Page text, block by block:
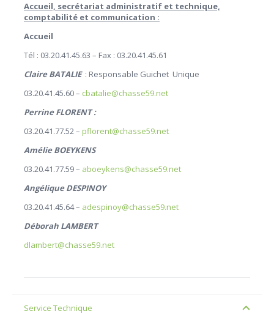
Accueil, secrétariat administratif et technique,
comptabilité et communication :
Accueil
Tél : 03.20.41.45.63 – Fax : 03.20.41.45.61
Claire BATALIE : Responsable Guichet Unique
03.20.41.45.60 – cbatalie@chasse59.net
Perrine FLORENT :
03.20.41.77.52 – pflorent@chasse59.net
Amélie BOEYKENS
03.20.41.77.59 – aboeykens@chasse59.net
Angélique DESPINOY
03.20.41.45.64 – adespinoy@chasse59.net
Déborah LAMBERT
dlambert@chasse59.net
Service Technique